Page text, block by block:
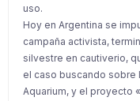
uso.
Hoy en Argentina se
campaña activista,
silvestre en cautiverio,
el caso buscando sobre
Aquarium, y el proyecto